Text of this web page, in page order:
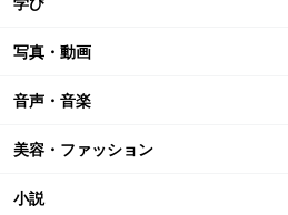
写真・動画
音声・音楽
美容・ファッション
小説